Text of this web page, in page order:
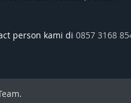
person kami di 0857 3168